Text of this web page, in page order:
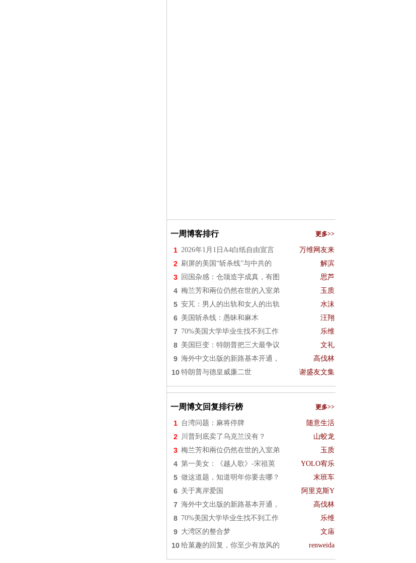
一周博客排行 更多>>
1 2026年1月1日A4白纸自由宣言 万维网友来
2 刷屏的美国“斩杀线”与中共的 解滨
3 回国杂感：仓颉造字成真，有图 思芦
4 梅兰芳和兩位仍然在世的入室弟 玉质
5 安芃：男人的出轨和女人的出轨 水沫
6 美国斩杀线：愚昧和麻木 汪翔
7 70%美国大学毕业生找不到工作 乐维
8 美国巨变：特朗普把三大最争议 文礼
9 海外中文出版的新路基本开通， 高伐林
10 特朗普与德皇威廉二世 谢盛友文集
一周博文回复排行榜 更多>>
1 台湾问题：麻将停牌 随意生活
2 川普到底卖了乌克兰没有？ 山蛟龙
3 梅兰芳和兩位仍然在世的入室弟 玉质
4 第一美女：《越人歌》-宋祖英 YOLO宥乐
5 做这道题，知道明年你要去哪？ 末班车
6 关于离岸爱国 阿里克斯Y
7 海外中文出版的新路基本开通， 高伐林
8 70%美国大学毕业生找不到工作 乐维
9 大湾区的整合梦 文庙
10 给菓趣的回复，你至少有放风的 renweida